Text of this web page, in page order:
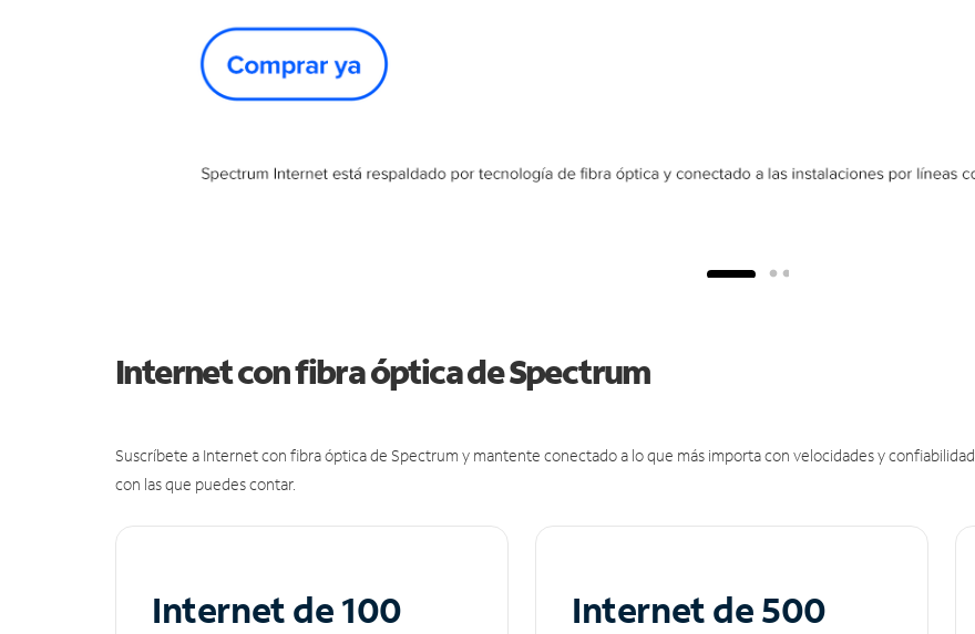
Internet con fibra óptica de Spectrum
Suscríbete a Internet con fibra óptica de Spectrum y mantente conectado a lo que más importa con velocidades y confiabilidad
con las que puedes contar.
Internet de 100
Internet de 500